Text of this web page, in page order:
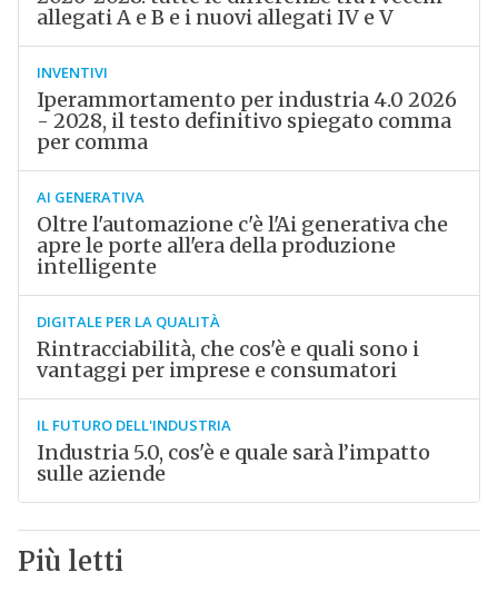
allegati A e B e i nuovi allegati IV e V
INVENTIVI
Iperammortamento per industria 4.0 2026
- 2028, il testo definitivo spiegato comma
per comma
AI GENERATIVA
Oltre l'automazione c'è l'Ai generativa che
apre le porte all'era della produzione
intelligente
DIGITALE PER LA QUALITÀ
Rintracciabilità, che cos'è e quali sono i
vantaggi per imprese e consumatori
IL FUTURO DELL'INDUSTRIA
Industria 5.0, cos'è e quale sarà l’impatto
sulle aziende
Più letti